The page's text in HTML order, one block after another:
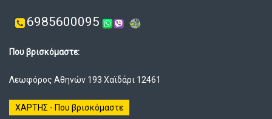
6985600095
Που βρισκόμαστε:
Λεωφόρος Αθηνών 193 Χαϊδάρι 12461
ΧΑΡΤΗΣ - Που βρισκόμαστε